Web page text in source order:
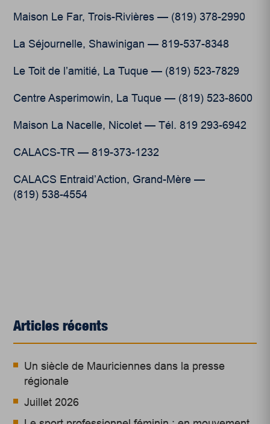
Maison Le Far, Trois-Rivières — (819) 378-2990
La Séjournelle, Shawinigan — 819-537-8348
Le Toit de l’amitié, La Tuque — (819) 523-7829
Centre Asperimowin, La Tuque — (819) 523-8600
Maison La Nacelle, Nicolet — Tél. 819 293-6942
CALACS-TR — 819-373-1232
CALACS Entraid’Action, Grand-Mère —
(819) 538-4554
Articles récents
Un siècle de Mauriciennes dans la presse
régionale
Juillet 2026